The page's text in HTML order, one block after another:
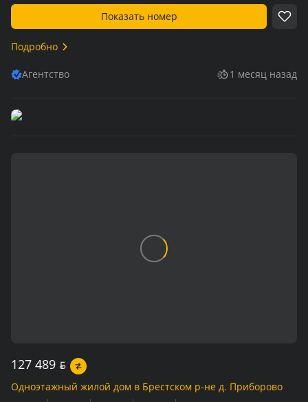
Показать номер
Подробно
Агентство 1 месяц назад
127 489 BYN
Одноэтажный жилой дом в Брестском р-не д. Приборово